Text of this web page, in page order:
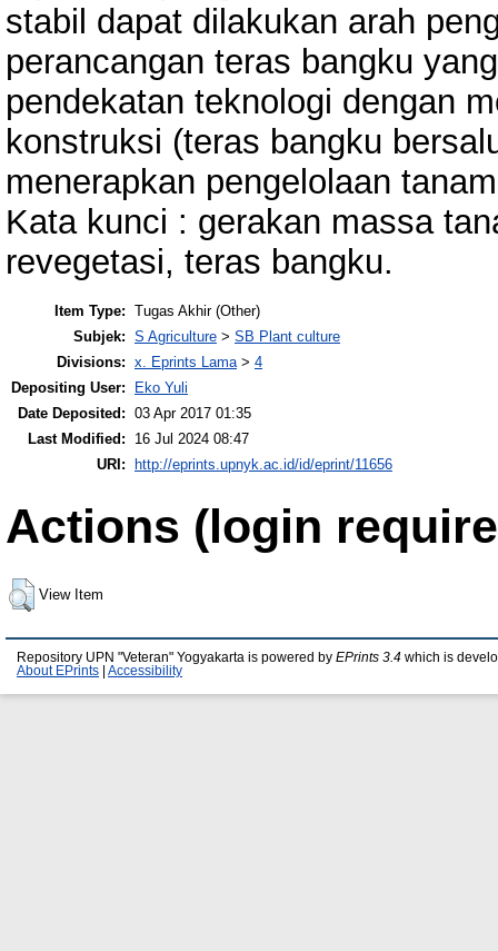
stabil dapat dilakukan arah
perancangan teras bangku
pendekatan teknologi dengan
konstruksi (teras bangku
menerapkan pengelolaan
Kata kunci : gerakan massa
revegetasi, teras bangku.
Item Type: Tugas Akhir (Other)
Subjek: S Agriculture > SB Plant culture
Divisions: x. Eprints Lama > 4
Depositing User:
Eko Yuli
Date Deposited: 03 Apr 2017 01:35
Last Modified:
16 Jul 2024 08:47
URI: http://eprints.upnyk.ac.id/id/eprint/11656
Actions (login
View Item
Repository UPN "Veteran" Yogyakarta is powered by EPrints 3.4 which is
About EPrints
Accessibility